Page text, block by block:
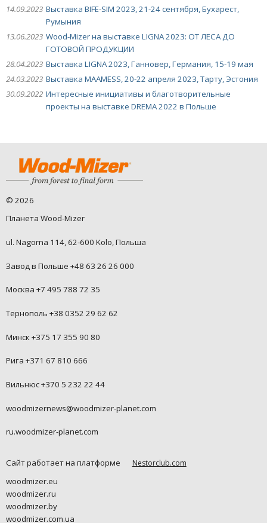
14.09.2023 Выставка BIFE-SIM 2023, 21-24 сентября, Бухарест,
Румыния
13.06.2023 Wood-Mizer на выставке LIGNA 2023: ОТ ЛЕСА ДО
ГОТОВОЙ ПРОДУКЦИИ
28.04.2023 Выставка LIGNA 2023, Ганновер, Германия, 15-19 мая
24.03.2023 Выставка MAAMESS, 20-22 апреля 2023, Тарту, Эстония
30.09.2022 Интересные инициативы и благотворительные
проекты на выставке DREMA 2022 в Польше
© 2026
Планета Wood-Mizer
ul. Nagorna 114, 62-600 Kolo, Польша
Завод в Польше +48 63 26 26 000
Москва +7 495 788 72 35
Тернополь +38 0352 29 62 62
Минск +375 17 355 90 80
Рига +371 67 810 666
Вильнюс +370 5 232 22 44
woodmizernews@woodmizer-planet.com
ru.woodmizer-planet.com
Сайт работает на платформе Nestorclub.com
woodmizer.eu
woodmizer.ru
woodmizer.by
woodmizer.com.ua